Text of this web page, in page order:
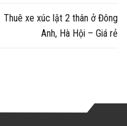
Thuê xe xúc lật 2 thân ở Đông
Anh, Hà Hội – Giá rẻ